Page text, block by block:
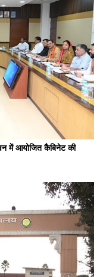
में आयोजित कैबिनेट की